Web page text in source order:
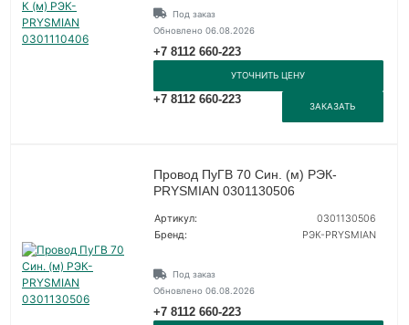
Под заказ
Обновлено 06.08.2026
+7 8112 660-223
УТОЧНИТЬ ЦЕНУ
+7 8112 660-223
ЗАКАЗАТЬ
Провод ПуГВ 70 Син. (м) РЭК-
PRYSMIAN 0301130506
Артикул:
0301130506
Бренд:
РЭК-PRYSMIAN
Под заказ
Обновлено 06.08.2026
+7 8112 660-223